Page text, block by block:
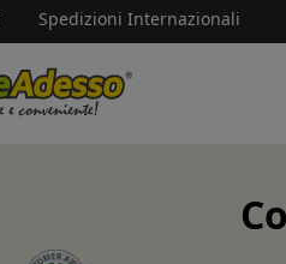
Spedizioni Internazionali